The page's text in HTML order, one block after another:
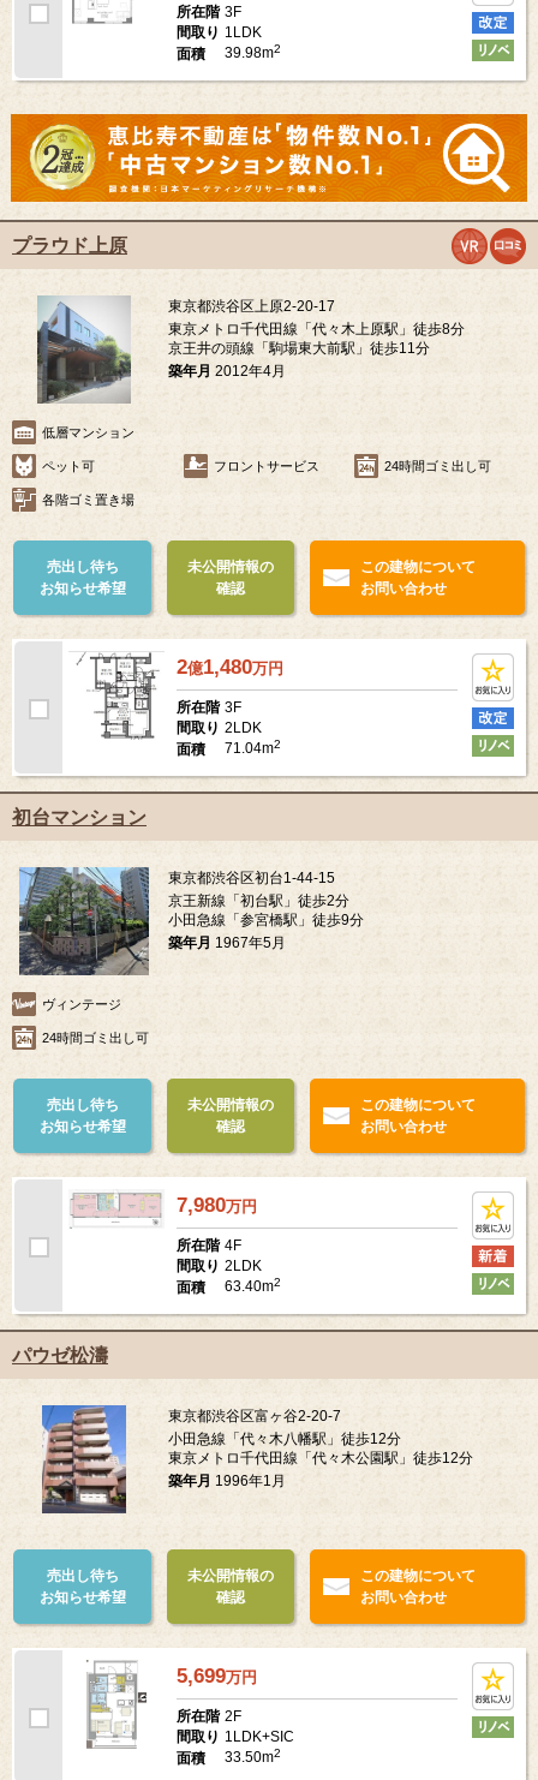
所在階 3F
間取り 1LDK
面積
39.98m2
プラウド上原
東京都渋谷区上原2-20-17
東京メトロ千代田線「代々木上原駅」徒歩8分
京王井の頭線「駒場東大前駅」徒歩11分
築年月 2012年4月
低層マンション
ペット可 フロントサービス 24時間ゴミ出し可
各階ゴミ置き場
売出し待ち
お知らせ希望
未公開情報の
確認
この建物について
お問い合わせ
2億1,480万円
所在階 3F
間取り 2LDK
面積
71.04m2
初台マンション
東京都渋谷区初台1-44-15
京王新線「初台駅」徒歩2分
小田急線「参宮橋駅」徒歩9分
築年月 1967年5月
ヴィンテージ
24時間ゴミ出し可
売出し待ち
お知らせ希望
未公開情報の
確認
この建物について
お問い合わせ
7,980万円
所在階 4F
間取り 2LDK
面積
63.40m2
パウゼ松濤
東京都渋谷区富ヶ谷2-20-7
小田急線「代々木八幡駅」徒歩12分
東京メトロ千代田線「代々木公園駅」徒歩12分
築年月 1996年1月
売出し待ち
お知らせ希望
未公開情報の
確認
この建物について
お問い合わせ
5,699万円
所在階 2F
間取り 1LDK+SIC
面積
33.50m2